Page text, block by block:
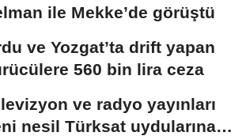
ile Mekke’de görüştü
ve Yozgat’ta drift yapan
560 bin lira ceza
ve radyo yayınları
nesil Türksat uydularına